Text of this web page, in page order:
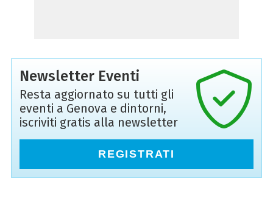
Newsletter Eventi
Resta aggiornato su tutti gli
eventi a Genova e dintorni,
iscriviti gratis alla newsletter
REGISTRATI